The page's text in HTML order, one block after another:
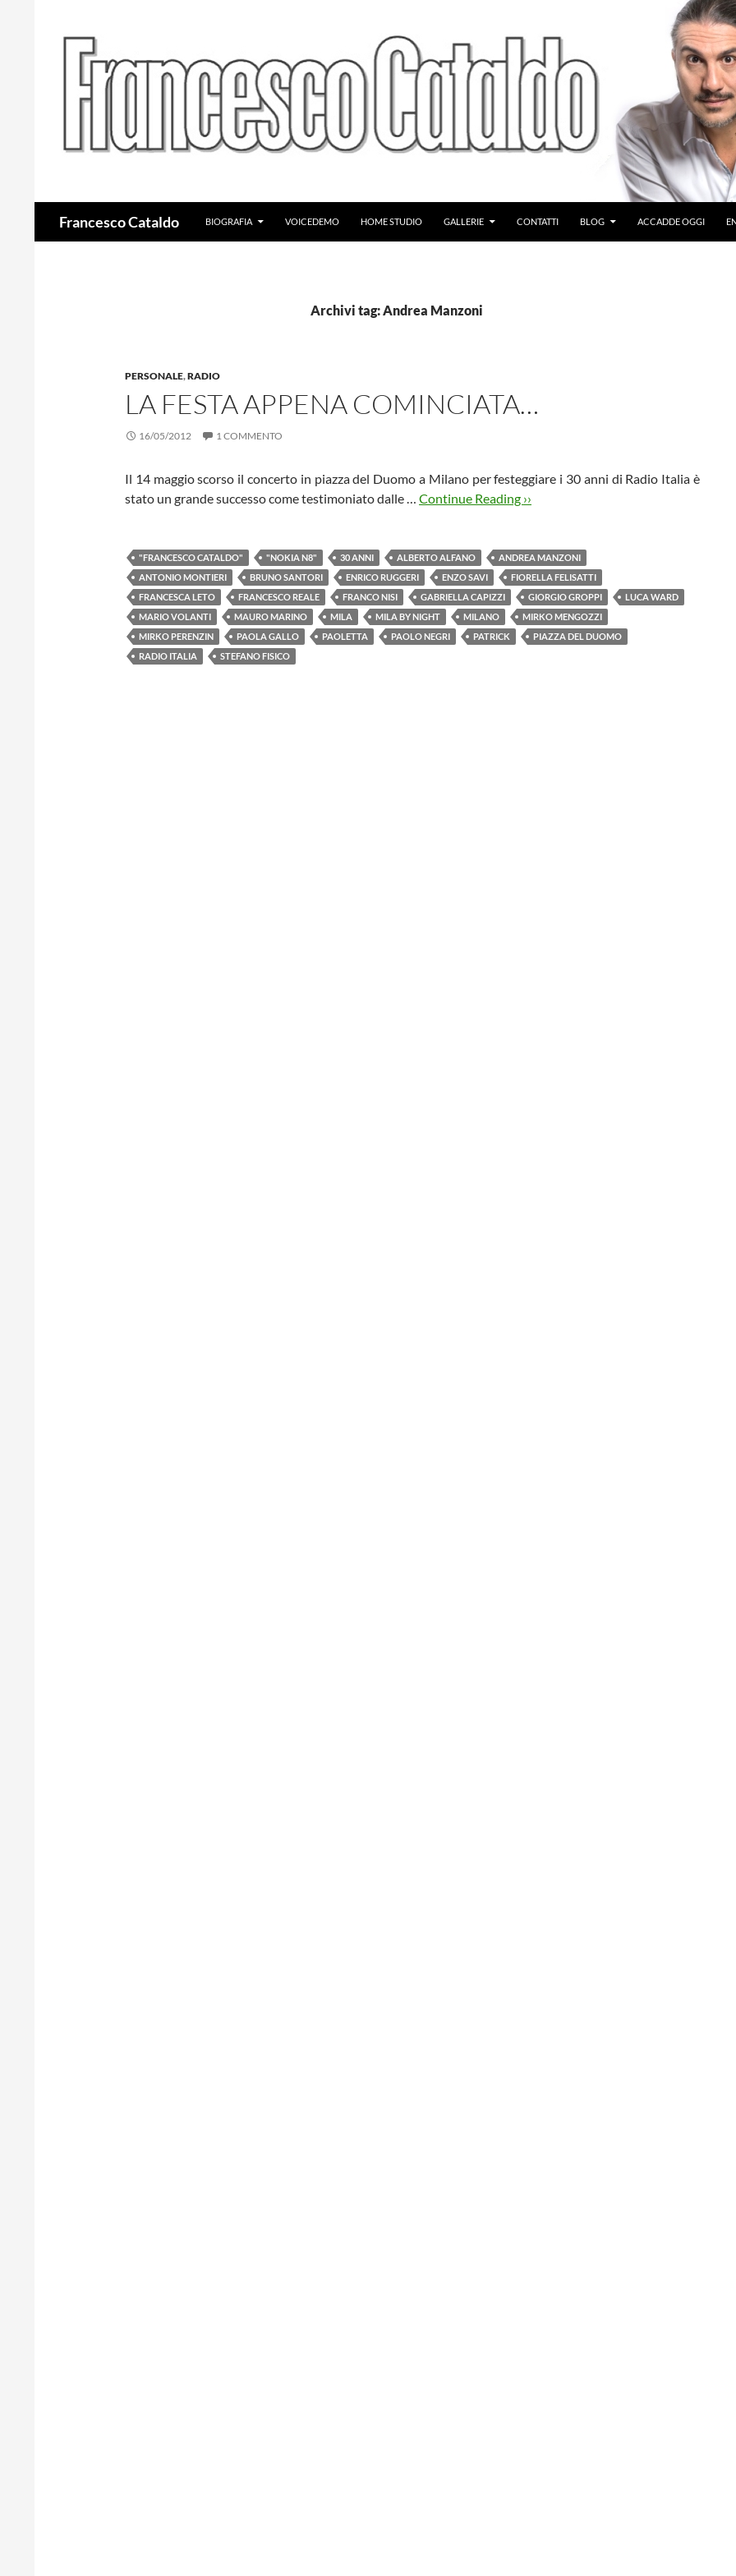
Francesco Cataldo
BIOGRAFIA
VOICEDEMO HOME STUDIO GALLERIE CONTATTI BLOG ACCADDE OGGI
Archivi tag: Andrea Manzoni
PERSONALE,RADIO
LA FESTA APPENA COMINCIATA…
16/05/2012 1 COMMENTO
Il 14 maggio scorso il concerto in piazza del Duomo a Milano per festeggiare i 30 anni di Radio Italia è
stato un grande successo come testimoniato dalle … Continue Reading ››
"FRANCESCO CATALDO" "NOKIA N8" 30 ANNI ALBERTO ALFANO
ANDREA MANZONI
ANTONIO MONTIERI
BRUNO SANTORI ENRICO RUGGERI ENZO SAVI
FIORELLA FELISATTI
FRANCESCA LETO
FRANCESCO REALE FRANCO NISI GABRIELLA CAPIZZI GIORGIO GROPPI
LUCA WARD
MARIO VOLANTI
MAURO MARINO MILA MILA BY NIGHT MILANO
MIRKO MENGOZZI
MIRKO PERENZIN
PAOLA GALLO PAOLETTA PAOLO NEGRI PATRICK
PIAZZA DEL DUOMO
RADIO ITALIA
STEFANO FISICO